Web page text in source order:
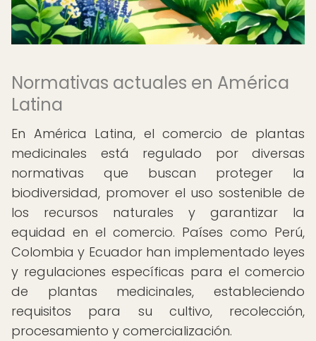
Normativas actuales en América
Latina
En América Latina, el comercio de plantas
medicinales está regulado por diversas
normativas que buscan proteger la
biodiversidad, promover el uso sostenible de
los recursos naturales y garantizar la
equidad en el comercio. Países como Perú,
Colombia y Ecuador han implementado leyes
y regulaciones específicas para el comercio
de plantas medicinales, estableciendo
requisitos para su cultivo, recolección,
procesamiento y comercialización.